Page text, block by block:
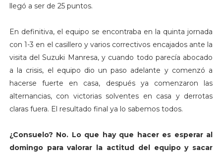
llegó a ser de 25 puntos.
En definitiva, el equipo se encontraba en la quinta jornada
con 1-3 en el casillero y varios correctivos encajados ante la
visita del Suzuki Manresa, y cuando todo parecía abocado
a la crisis, el equipo dio un paso adelante y comenzó a
hacerse fuerte en casa, después ya comenzaron las
alternancias, con victorias solventes en casa y derrotas
claras fuera. El resultado final ya lo sabemos todos.
¿Consuelo? No. Lo que hay que hacer es esperar al
domingo para valorar la actitud del equipo y sacar